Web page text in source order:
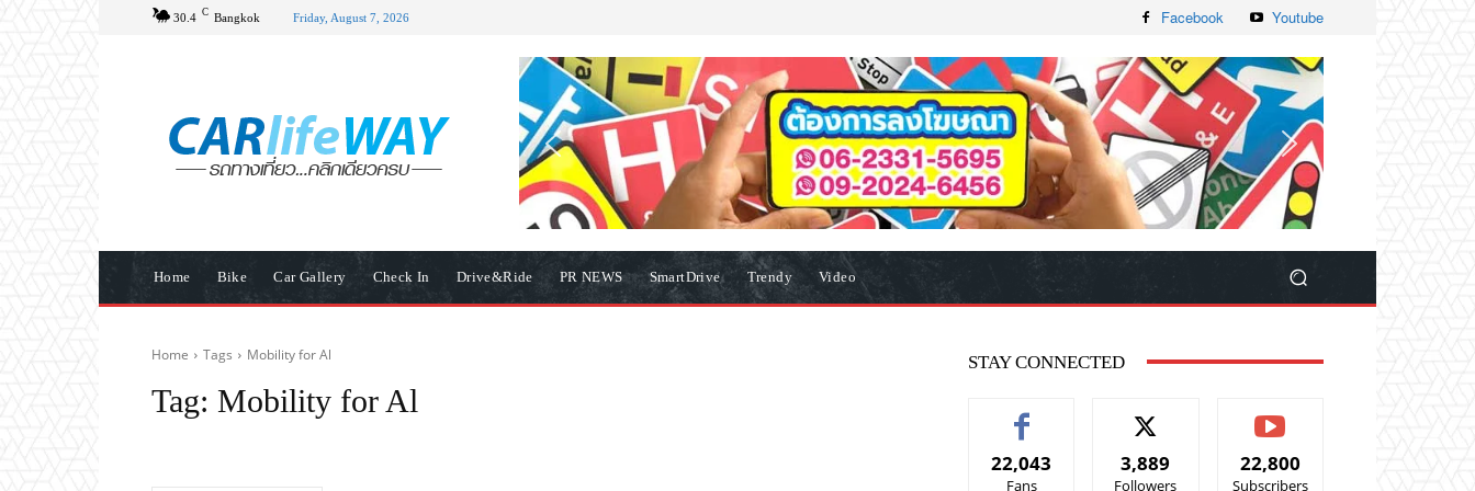
30.4 C Bangkok Friday, August 7, 2026 Facebook Youtube
Home Bike Car Gallery Check In Drive&Ride PR NEWS SmartDrive Trendy Video
Home Tags Mobility for Al
Tag: Mobility for Al
STAY CONNECTED
22,043
Fans
3,889
Followers
22,800
Subscribers